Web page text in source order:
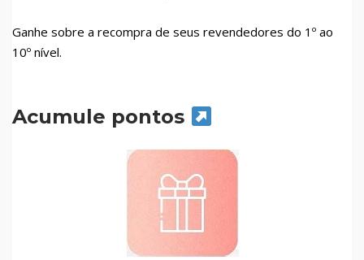
Ganhe sobre a recompra de seus revendedores do 1º ao
10º nível.
Acumule pontos